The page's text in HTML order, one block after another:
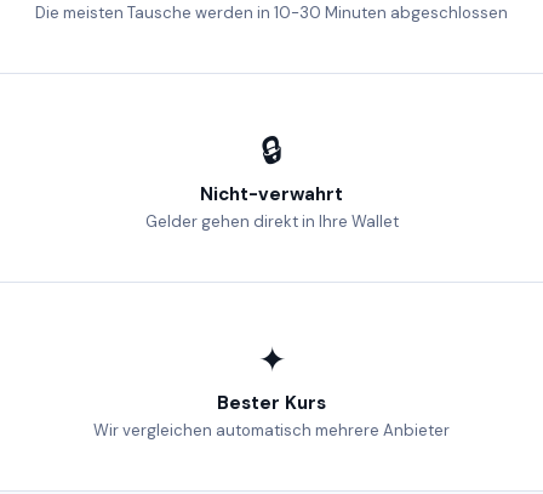
Die meisten Tausche werden in 10-30 Minuten abgeschlossen
🔒
Nicht-verwahrt
Gelder gehen direkt in Ihre Wallet
✦
Bester Kurs
Wir vergleichen automatisch mehrere Anbieter